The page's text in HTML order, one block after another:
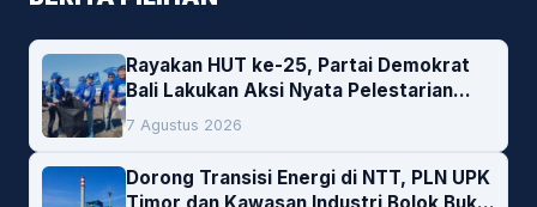
Rayakan HUT ke-25, Partai Demokrat
Bali Lakukan Aksi Nyata Pelestarian
Lingkungan
7 Agustus 2026
Dorong Transisi Energi di NTT, PLN UPK
Timor dan Kawasan Industri Bolok Buka